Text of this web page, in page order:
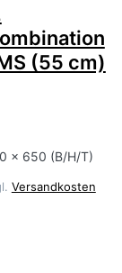
(55 cm)
x 650 (B/H/T)
Versandkosten